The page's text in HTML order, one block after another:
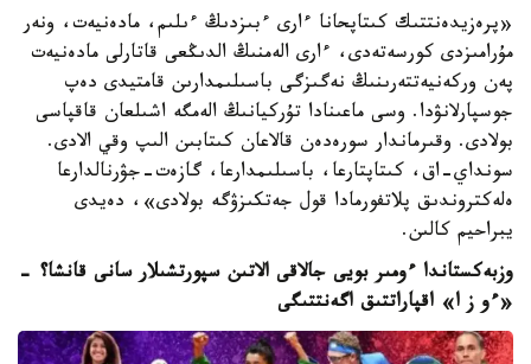
«پرەزيدەنتتىك كىتاپحانا ءارى ءبىزدىڭ ءىلىم، مادەنيەت، ونەر
مۇرامىزدى كورسەتەدى، ءارى الەمنىڭ الدىڭعى قاتارلى مادەنيەت
پەن وركەنيەتتەرىنىڭ نەگىزگى باسىلىمدارىن قامتيدى دەپ
جوسپارلانۋدا. وسى ماعىنادا تۇركيانىڭ الەمگە اشىلعان قاقپاسى
بولادى. وقىرماندار سورەدەن قالاعان كىتابىن الىپ وقي الادى.
سونداي-اق، كىتاپتارعا، باسىلىمدارعا، گازەت-جۋرنالدارعا
ەلەكتروندىق پلاتفورمادا قول جەتكىزۋگە بولادى»، دەيدى
يبراحيم كالىن.
وزبەكستاندا ءومىر بويى جالاقى الاتىن سپورتشىلار سانى قانشا؟ -
«ءو ز ا» اقپاراتتىق اگەنتتىگى